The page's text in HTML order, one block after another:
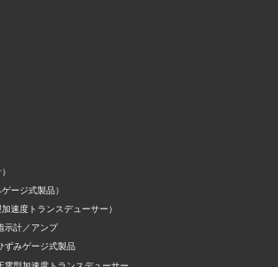
ージ式製品）
速度トランスデューサー）
示計／アンプ
ずみゲージ式製品